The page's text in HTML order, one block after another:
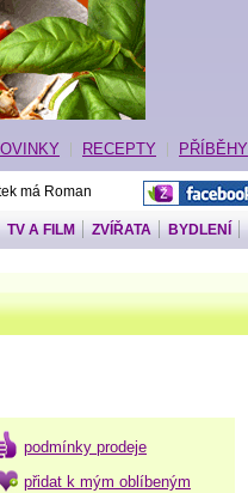
RECEPTY PŘÍBĚHY
má Roman
TV A FILM ZVÍŘATA BYDLENÍ
podmínky prodeje
přidat k mým oblíbeným